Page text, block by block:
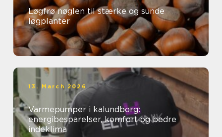
Løgfrø nøglen til stærke og sunde
løgplanter
13. March 2026
Varmepumper i kalundborg:
energibesparelser, komfort og bedre
indeklima